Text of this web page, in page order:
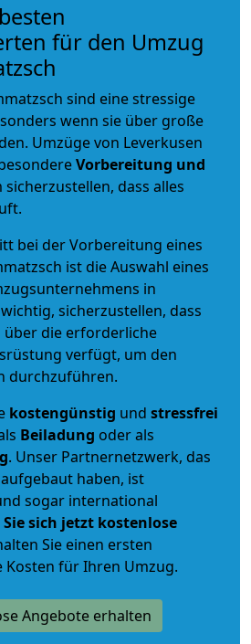
für den Umzug
sind eine stressige
wenn sie über große
Umzüge von Leverkusen
Vorbereitung und
sicherzustellen, dass alles
bei der Vorbereitung eines
ist die Auswahl eines
in
sicherzustellen, dass
über die erforderliche
verfügt, um den
durchzuführen.
kostengünstig und stressfrei
Beiladung oder als
. Unser Partnernetzwerk, das
haben, ist
sogar international
Sie sich jetzt kostenlose
Sie einen ersten
Kosten für Ihren Umzug.
Angebote erhalten